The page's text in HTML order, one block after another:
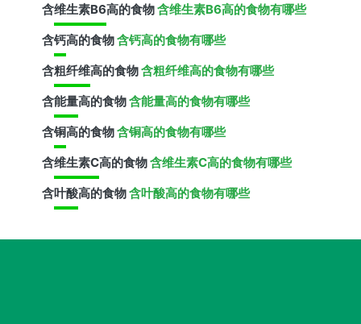
含维生素B6高的食物含维生素B6高的食物有哪些
含钙高的食物含钙高的食物有哪些
含粗纤维高的食物含粗纤维高的食物有哪些
含能量高的食物含能量高的食物有哪些
含铜高的食物含铜高的食物有哪些
含维生素C高的食物含维生素C高的食物有哪些
含叶酸高的食物含叶酸高的食物有哪些